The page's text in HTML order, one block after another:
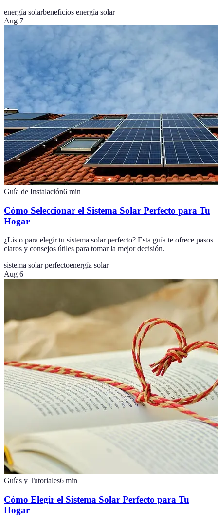
energía solarbeneficios energía solar
Aug 7
Guía de Instalación6 min
Cómo Seleccionar el Sistema Solar Perfecto para Tu
Hogar
¿Listo para elegir tu sistema solar perfecto? Esta guía te ofrece pasos
claros y consejos útiles para tomar la mejor decisión.
sistema solar perfectoenergía solar
Aug 6
Guías y Tutoriales6 min
Cómo Elegir el Sistema Solar Perfecto para Tu
Hogar